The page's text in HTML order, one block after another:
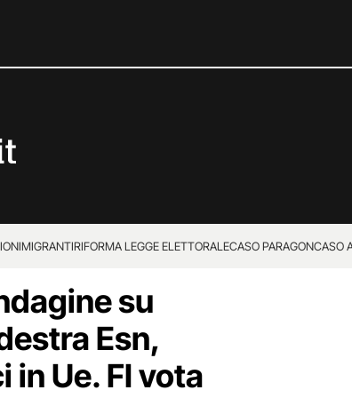
MIGRANTIRIFORMA LEGGE ELETTORALECASO PARAGONCASO
su
Esn,
Ue. FI vota